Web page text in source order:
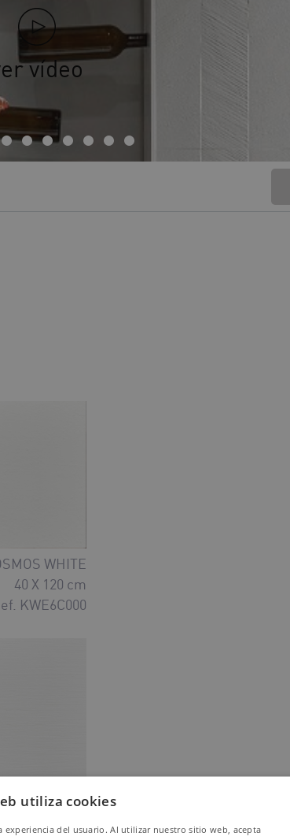
vídeo
WHITE
40 X 120 cm
KWE6C000
WHITE
utiliza cookies
experiencia del usuario. Al utilizar nuestro sitio web, acepta